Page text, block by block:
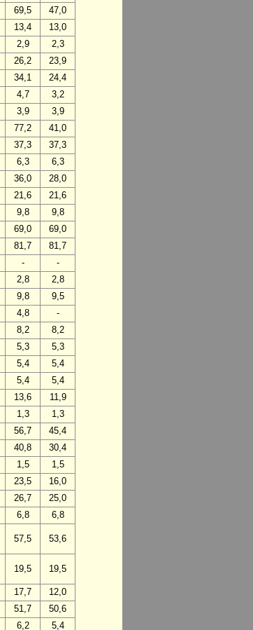
69,5
47,0
13,4
13,0
2,9
2,3
26,2
23,9
34,1
24,4
4,7
3,2
3,9
3,9
77,2
41,0
37,3
37,3
6,3
6,3
36,0
28,0
21,6
21,6
9,8
9,8
69,0
69,0
81,7
81,7
-
-
2,8
2,8
9,8
9,5
4,8
-
8,2
8,2
5,3
5,3
5,4
5,4
5,4
5,4
13,6
11,9
1,3
1,3
56,7
45,4
40,8
30,4
1,5
1,5
23,5
16,0
26,7
25,0
6,8
6,8
57,5 53,6
19,5 19,5
17,7
12,0
51,7
50,6
6,2 5,4